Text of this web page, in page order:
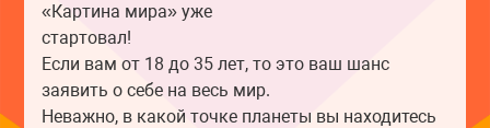
«Картина мира» уже
стартовал!
Если вам от 18 до 35 лет, то это ваш шанс
заявить о себе на весь мир.
Неважно, в какой точке планеты вы находитесь